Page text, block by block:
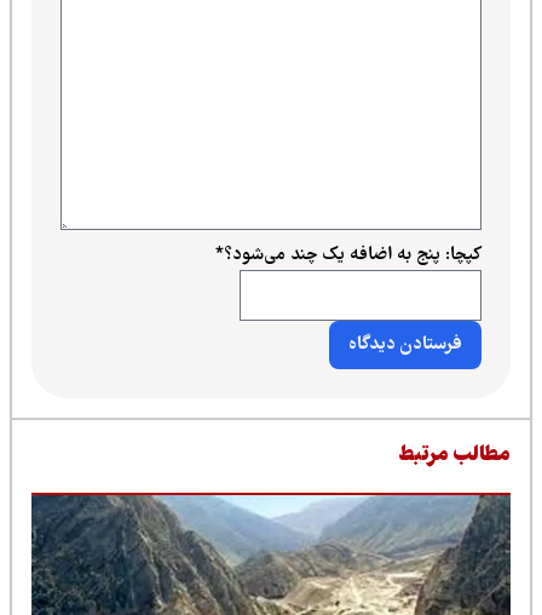
کپچا: پنج به اضافه یک چند می‌شود؟*
مرتبط